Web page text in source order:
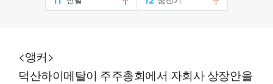
<앵커>
덕산하이메탈이 주주총회에서 자회사 상장안을